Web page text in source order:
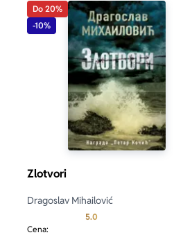
Do 20%
-10%
Zlotvori
Dragoslav Mihailović
5.0
Cena: